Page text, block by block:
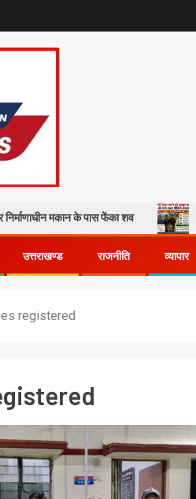
के पास फेंका शव 14 किमी
उत्तराखण्ड राजनीति व्यापार
registered